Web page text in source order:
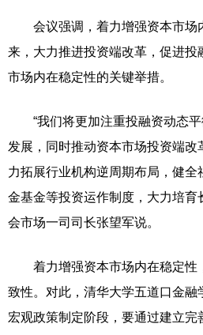
会议强调，着力增强资本市场
来，大力推进投资端改革，促进投
市场内在稳定性的关键举措。
“我们将更加注重投融资动态平
发展，同时推动资本市场投资端
力拓展行业机构逆周期布局，健
金基金等投资运作制度，大力培育
会市场一司司长张望军说。
着力增强资本市场内在稳定性
致性。对此，清华大学五道口金融
宏观政策制定阶段，要通过建立完